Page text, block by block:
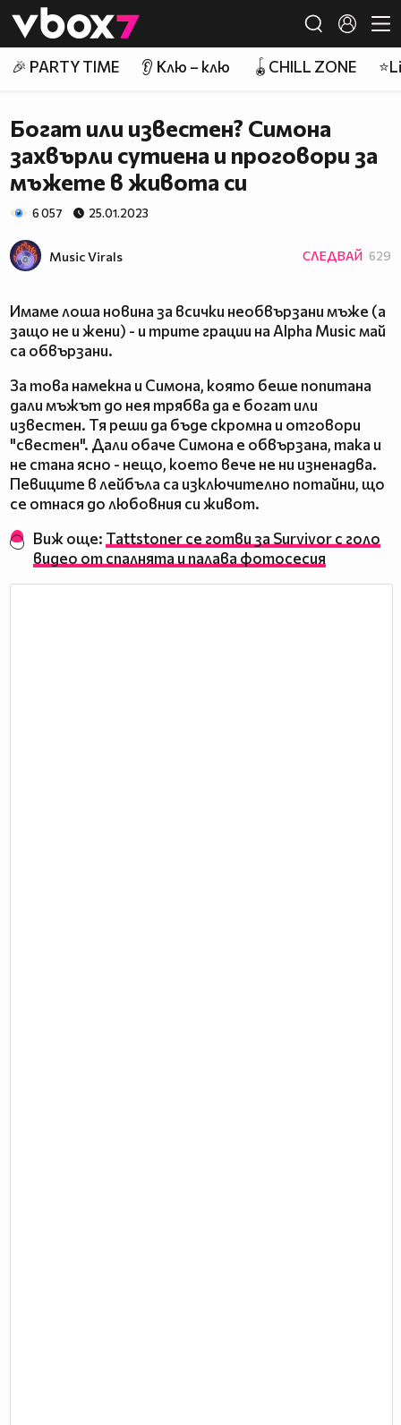
👾
🎉 PARTY TIME 👂 Клю – клю 🪀CHILL ZONE
Богат или известен? Симона
захвърли сутиена и проговори за
мъжете в живота си
6 057 25.01.2023
Music Virals СЛЕДВАЙ 629
Имаме лоша новина за всички необвързани мъже (а
защо не и жени) - и трите грации на Alpha Music май
са обвързани.
За това намекна и Симона, която беше попитана
дали мъжът до нея трябва да е богат или
известен. Тя реши да бъде скромна и отговори
"свестен". Дали обаче Симона е обвързана, така и
не стана ясно - нещо, което вече не ни изненадва.
Певиците в лейбъла са изключително потайни, що
се отнася до любовния си живот.
Виж още: Tattstoner се готви за Survivor с голо
видео от спалнята и палава фотосесия